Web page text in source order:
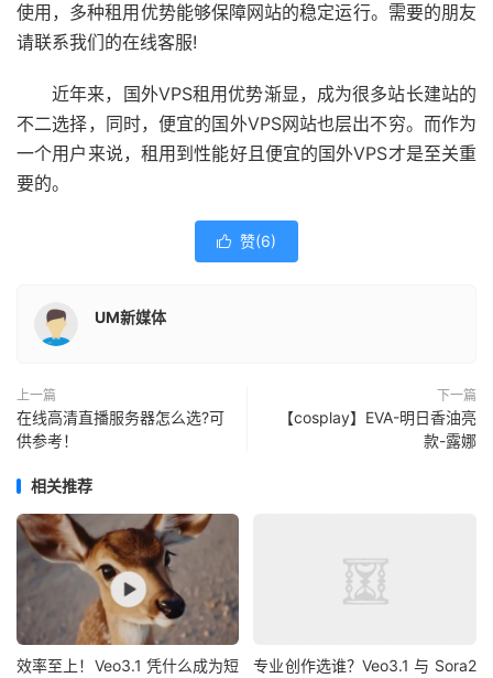
使用，多种租用优势能够保障网站的稳定运行。需要的朋友
请联系我们的在线客服!
近年来，国外VPS租用优势渐显，成为很多站长建站的
不二选择，同时，便宜的国外VPS网站也层出不穷。而作为
一个用户来说，租用到性能好且便宜的国外VPS才是至关重
要的。
 赞(6)
UM新媒体
上一篇
在线高清直播服务器怎么选?可
供参考！
下一篇
【cosplay】EVA-明日香油亮
款-露娜
相关推荐
效率至上！Veo3.1 凭什么成为短
专业创作选谁？Veo3.1 与 Sora2